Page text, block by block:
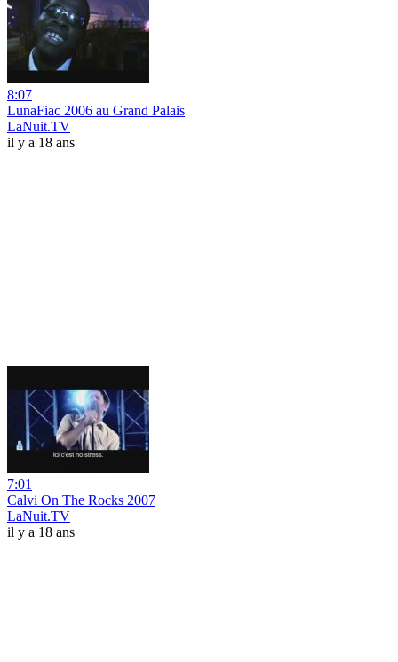
8:07
LunaFiac 2006 au Grand Palais
LaNuit.TV
il y a 18 ans
7:01
Calvi On The Rocks 2007
LaNuit.TV
il y a 18 ans